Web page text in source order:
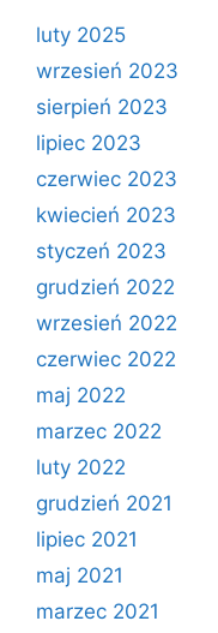
luty 2025
wrzesień 2023
sierpień 2023
lipiec 2023
czerwiec 2023
kwiecień 2023
styczeń 2023
grudzień 2022
wrzesień 2022
czerwiec 2022
maj 2022
marzec 2022
luty 2022
grudzień 2021
lipiec 2021
maj 2021
marzec 2021